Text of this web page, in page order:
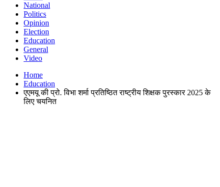
National
Politics
Opinion
Election
Education
General
Video
Home
Education
एएमयू की प्रो. विभा शर्मा प्रतिष्ठित राष्ट्रीय शिक्षक पुरस्कार 2025 के
लिए चयनित